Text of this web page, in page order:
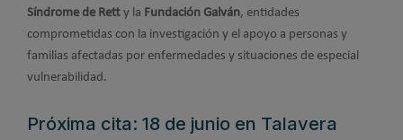
Síndrome de Rett y la Fundación Galván, entidades
comprometidas con la investigación y el apoyo a personas y
familias afectadas por enfermedades y situaciones de especial
vulnerabilidad.
Próxima cita: 18 de junio en Talavera